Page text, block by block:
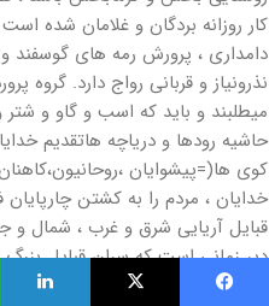
کار روزانه بردگان و غلامان شده
دامداری ، پرورش رمه های گوسفند
نذرونیاز و قربانی رواج دارد. گروه
میطلبند و باید که اسب و گاو و شتر
حاشیه رودها و دریاچه هاتقدیم
کوی ها(=پیشوایان
خدایان ، مردم را به کشتن چارپایان
قبایل آریایی شرق و غرب ، شمال و
دیر زمانی است که سران قبایل بزرگ
ومطیع سازند وبر گسترش قلمرو خود